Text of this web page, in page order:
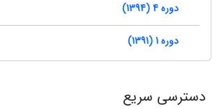
دوره 4 (1394)
دوره 1 (1391)
دسترسی سریع